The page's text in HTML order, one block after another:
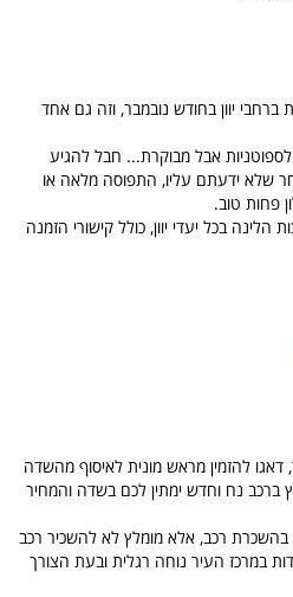
ברחבי יוון בחודש נובמבר, וזה גם אחד
אבל מבוקרת... חבל להגיע
שלא ידעתם עליו, התפוסה מלאה או
פחות טוב.
הלינה בכל יעדי יוון, כולל קישורי הזמנה
להזמין מראש מונית לאיסוף מהשדה
ברכב נח וחדש ימתין לכם בשדה והמחיר
בהשכרת רכב, אלא מומלץ לא להשכיר רכב
במרכז העיר נוחה רגלית ובעת הצורך